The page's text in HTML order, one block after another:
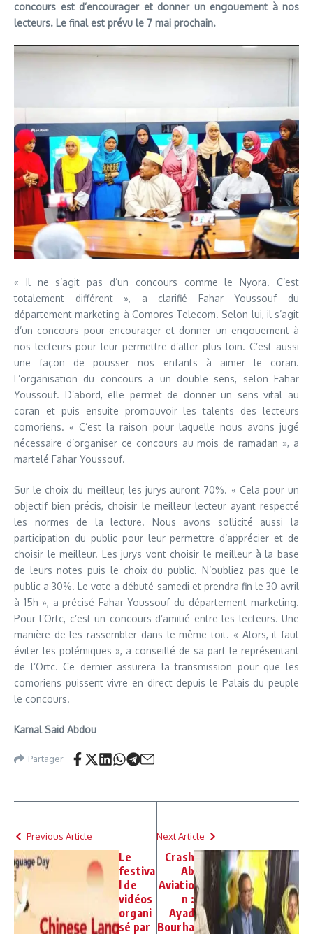
concours est d’encourager et donner un engouement à nos
lecteurs. Le final est prévu le 7 mai prochain.
« Il ne s’agit pas d’un concours comme le Nyora. C’est
totalement différent », a clarifié Fahar Youssouf du
département marketing à Comores Telecom. Selon lui, il s’agit
d’un concours pour encourager et donner un engouement à
nos lecteurs pour leur permettre d’aller plus loin. C’est aussi
une façon de pousser nos enfants à aimer le coran.
L’organisation du concours a un double sens, selon Fahar
Youssouf. D’abord, elle permet de donner un sens vital au
coran et puis ensuite promouvoir les talents des lecteurs
comoriens. « C’est la raison pour laquelle nous avons jugé
nécessaire d’organiser ce concours au mois de ramadan », a
martelé Fahar Youssouf.
Sur le choix du meilleur, les jurys auront 70%. « Cela pour un
objectif bien précis, choisir le meilleur lecteur ayant respecté
les normes de la lecture. Nous avons sollicité aussi la
participation du public pour leur permettre d’apprécier et de
choisir le meilleur. Les jurys vont choisir le meilleur à la base
de leurs notes puis le choix du public. N’oubliez pas que le
public a 30%. Le vote a débuté samedi et prendra fin le 30 avril
à 15h », a précisé Fahar Youssouf du département marketing.
Pour l’Ortc, c’est un concours d’amitié entre les lecteurs. Une
manière de les rassembler dans le même toit. « Alors, il faut
éviter les polémiques », a conseillé de sa part le représentant
de l’Ortc. Ce dernier assurera la transmission pour que les
comoriens puissent vivre en direct depuis le Palais du peuple
le concours.
Kamal Said Abdou
Partager
Previous Article
Le
festiva
l de
vidéos
organi
sé par
Next Article
Crash
Ab
Aviatio
n :
Ayad
Bourha